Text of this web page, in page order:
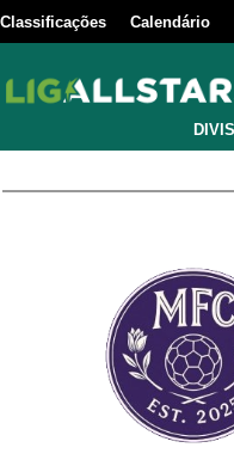
Classificações Calendário